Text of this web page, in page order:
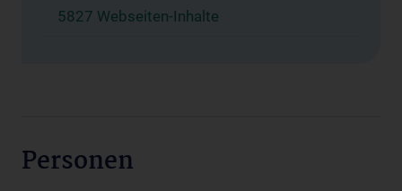
5827 Webseiten-Inhalte
Personen